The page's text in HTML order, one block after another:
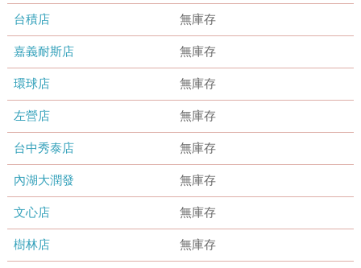
台積店 無庫存
嘉義耐斯店 無庫存
環球店 無庫存
左營店 無庫存
台中秀泰店 無庫存
內湖大潤發 無庫存
文心店 無庫存
樹林店 無庫存